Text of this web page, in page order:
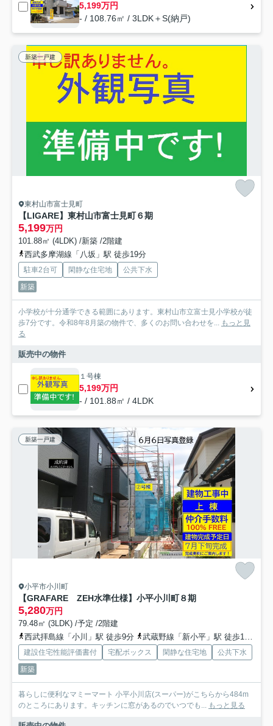
5,199万円
- / 108.76㎡ / 3LDK＋S(納戸)
新築一戸建
東村山市富士見町
【LIGARE】東村山市富士見町６期
5,199万円
101.88㎡ (4LDK) /新築 /2階建
西武多摩湖線「八坂」駅 徒歩19分
駐車2台可 閑静な住宅地
公共下水
新築
小学校が十分通学できる範囲にあります。東村山市立富士見小学校が徒
歩7分です。令和8年8月築の物件で、多くのお問い合わせを... もっと見
る
販売中の物件
１号棟
5,199万円
- / 101.88㎡ / 4LDK
新築一戸建
小平市小川町
【GRAFARE ZEH水準仕様】小平小川町８期
5,280万円
79.48㎡ (3LDK) /予定 /2階建
西武拝島線「小川」駅 徒歩9分
武蔵野線「新小平」駅 徒歩13分
建設住宅性能評価書付 宅配ボックス 閑静な住宅地
公共下水
新築
暮らしに便利なマミーマート 小平小川店(スーパー)がこちらから484m
のところにあります。キッチンに窓があるのでいつでも... もっと見る